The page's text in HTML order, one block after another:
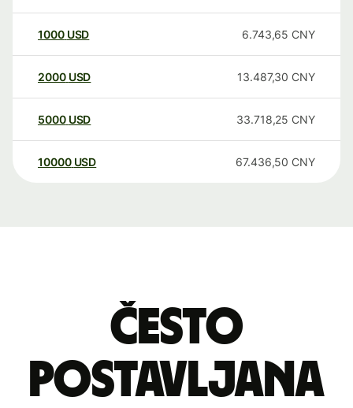
1000 USD 6.743,65 CNY
2000 USD 13.487,30 CNY
5000 USD 33.718,25 CNY
10000 USD 67.436,50 CNY
Često
postavljana